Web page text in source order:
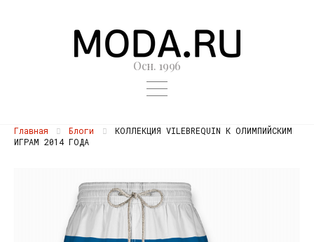
Осн. 1996
Главная Блоги
КОЛЛЕКЦИЯ VILEBREQUIN К ОЛИМПИЙСКИМ
ИГРАМ 2014 ГОДА